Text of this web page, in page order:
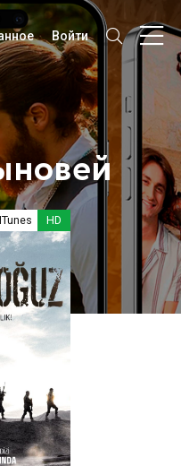
Войти
ITunes HD